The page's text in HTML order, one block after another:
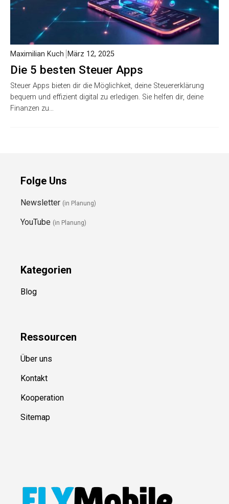
Die 5 besten Steuer Apps
Maximilian Kuch März 12, 2025
Steuer Apps bieten dir die Möglichkeit, deine Steuererklärung
bequem und effizient digital zu erledigen. Sie helfen dir, deine
Finanzen zu…
Folge Uns
Newsletter (in Planung)
YouTube (in Planung)
Kategorien
Blog
Ressourcen
Über uns
Kontakt
Kooperation
Sitemap